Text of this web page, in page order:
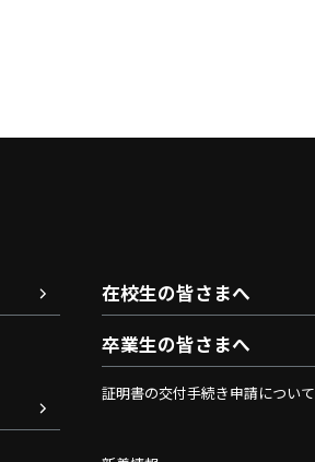
在校生の皆さまへ
卒業生の皆さまへ
証明書の交付手続き申請について